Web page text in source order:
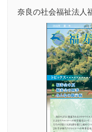
奈良の社会福祉法人